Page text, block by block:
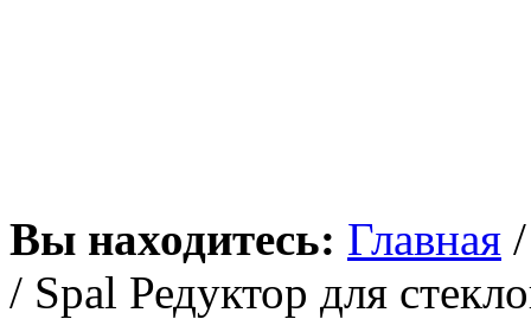
Вы находитесь: Главная
/ Spal Редуктор для